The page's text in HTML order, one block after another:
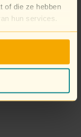
of die ze hebben
hun services.